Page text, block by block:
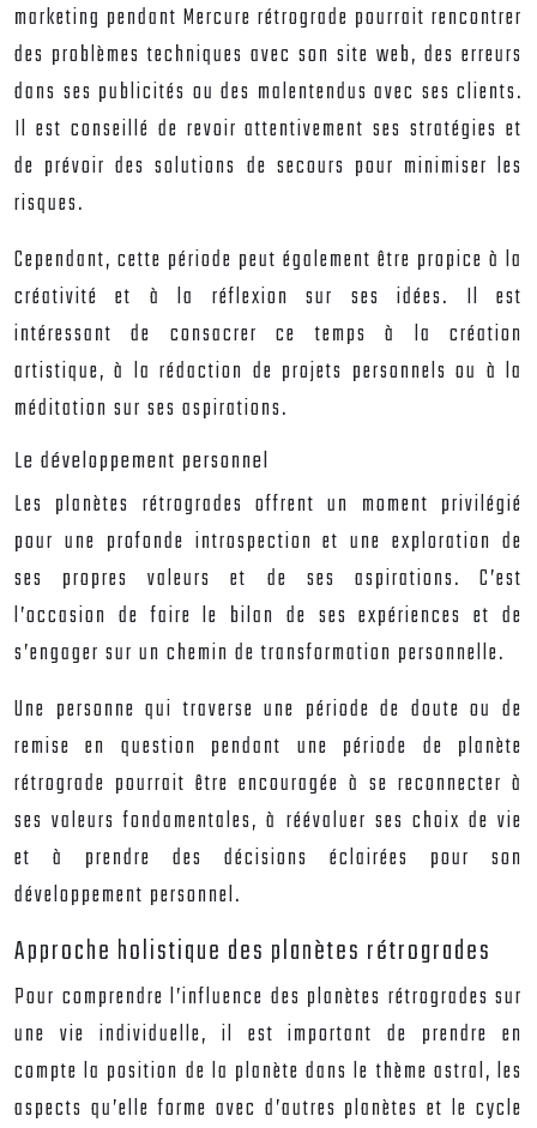
marketing pendant Mercure rétrograde pourrait rencontrer
des problèmes techniques avec son site web, des erreurs
dans ses publicités ou des malentendus avec ses clients.
Il est conseillé de revoir attentivement ses stratégies et
de prévoir des solutions de secours pour minimiser les
risques.
Cependant, cette période peut également être propice à la
créativité et à la réflexion sur ses idées. Il est
intéressant de consacrer ce temps à la création
artistique, à la rédaction de projets personnels ou à la
méditation sur ses aspirations.
Le développement personnel
Les planètes rétrogrades offrent un moment privilégié
pour une profonde introspection et une exploration de
ses propres valeurs et de ses aspirations. C’est
l’occasion de faire le bilan de ses expériences et de
s’engager sur un chemin de transformation personnelle.
Une personne qui traverse une période de doute ou de
remise en question pendant une période de planète
rétrograde pourrait être encouragée à se reconnecter à
ses valeurs fondamentales, à réévaluer ses choix de vie
et à prendre des décisions éclairées pour son
développement personnel.
Approche holistique des planètes rétrogrades
Pour comprendre l’influence des planètes rétrogrades sur
une vie individuelle, il est important de prendre en
compte la position de la planète dans le thème astral, les
aspects qu’elle forme avec d’autres planètes et le cycle